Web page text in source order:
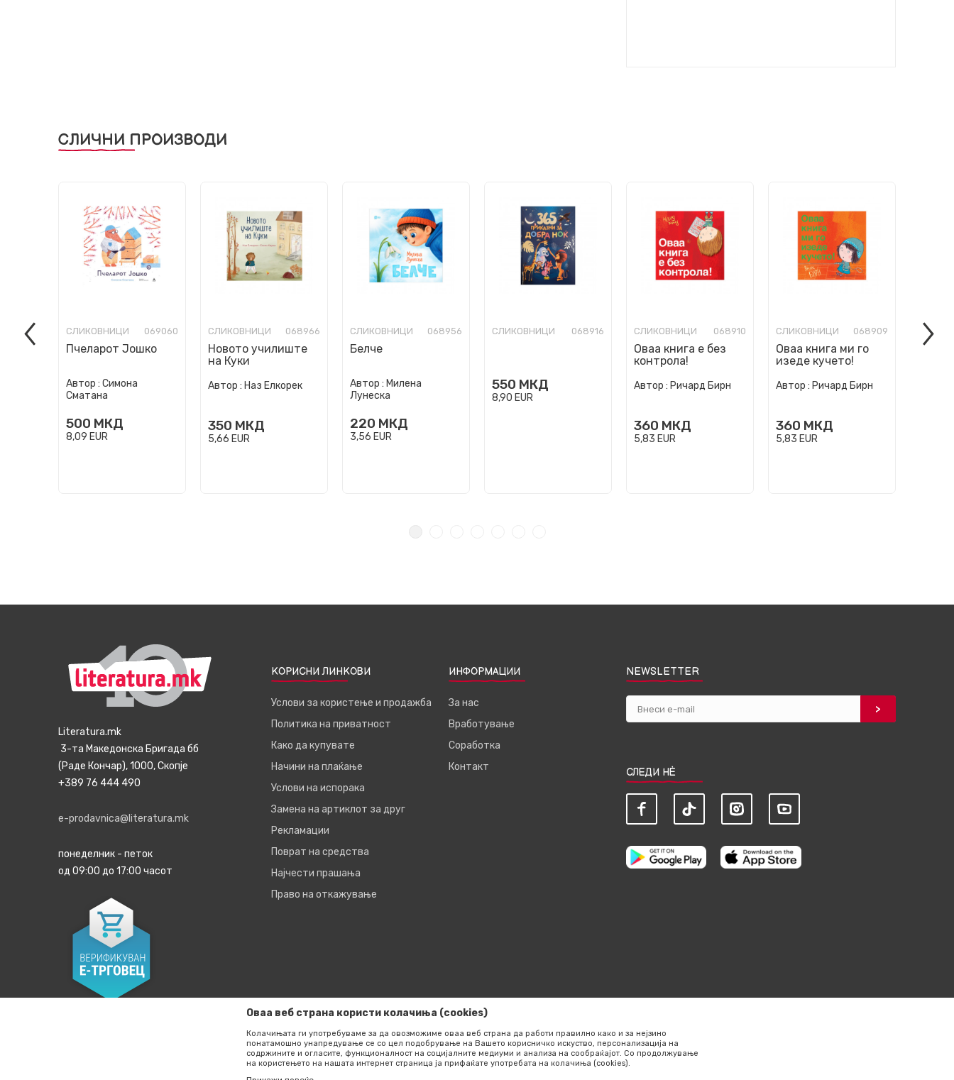
СЛИЧНИ ПРОИЗВОДИ
СЛИКОВНИЦИ 069060
Пчеларот Јошко
Автор : Симона
Сматана
500 МКД
8,09 EUR
СЛИКОВНИЦИ 068966
Новото училиште
на Куки
Автор : Наз Елкорек
350 МКД
5,66 EUR
СЛИКОВНИЦИ 068956
Белче
Автор : Милена
Лунеска
220 МКД
3,56 EUR
СЛИКОВНИЦИ 068916
550 МКД
8,90 EUR
СЛИКОВНИЦИ 068910
Оваа книга е без
контрола!
Автор : Ричард Бирн
360 МКД
5,83 EUR
СЛИКОВНИЦИ 068909
Оваа книга ми го
изеде кучето!
Автор : Ричард Бирн
360 МКД
5,83 EUR
Ние
Literatura.mk
3-та Македонска Бригада бб
(Раде Кончар), 1000, Скопје
+389 76 444 490
e-prodavnica@literatura.mk
понеделник - петок
од 09:00 до 17:00 часот
КОРИСНИ ЛИНКОВИ
Услови за користење и продажба
Политика на приватност
Како да купувате
Начини на плаќање
Услови на испорака
Замена на артиклот за друг
Рекламации
Поврат на средства
Најчести прашања
Право на откажување
ИНФОРМАЦИИ
За нас
Вработување
Соработка
Контакт
NEWSLETTER
СЛЕДИ НЀ
Оваа веб страна користи колачиња (cookies)
Колачињата ги употребуваме за да овозможиме оваа веб страна да работи правилно како и за нејзино
понатамошно унапредување се со цел подобрување на Вашето корисничко искуство, персонализација на
содржините и огласите, функционалност на социјалните медиуми и анализа на сообраќајот. Со продолжување
на користењето на нашата интернет страница ја прифаќате употребата на колачиња (cookies).